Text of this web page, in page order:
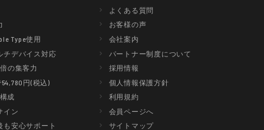
Type使用
チデバイス対応
倍の集客力
円(税込)
成
イン
も安心サポート
よくある質問
お客様の声
会社案内
パートナー制度について
採用情報
個人情報保護方針
利用規約
会員ページへ
サイトマップ